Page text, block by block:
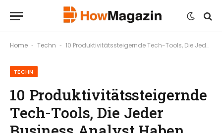
Home - Techn - 10 Produktivitätssteigernde Tech-Tools, Die Jeder Business Analyst Haben Sollte
TECHN
10 Produktivitätssteigernde
Tech-Tools, Die Jeder